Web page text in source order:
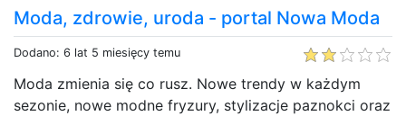
Moda, zdrowie, uroda - portal Nowa Moda
Dodano: 6 lat 5 miesięcy temu
Moda zmienia się co rusz. Nowe trendy w każdym
sezonie, nowe modne fryzury, stylizacje paznokci oraz